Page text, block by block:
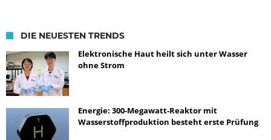
DIE NEUESTEN TRENDS
Elektronische Haut heilt sich unter Wasser
ohne Strom
Energie: 300-Megawatt-Reaktor mit
Wasserstoffproduktion besteht erste Prüfung